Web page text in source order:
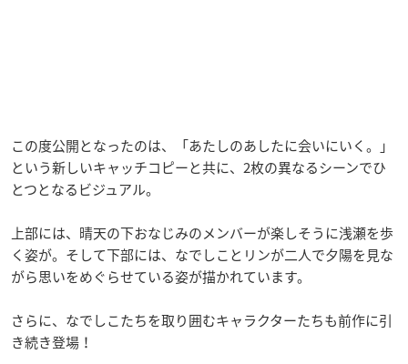
この度公開となったのは、「あたしのあしたに会いにいく。」
という新しいキャッチコピーと共に、2枚の異なるシーンでひ
とつとなるビジュアル。
上部には、晴天の下おなじみのメンバーが楽しそうに浅瀬を歩
く姿が。そして下部には、なでしことリンが二人で夕陽を見な
がら思いをめぐらせている姿が描かれています。
さらに、なでしこたちを取り囲むキャラクターたちも前作に引
き続き登場！